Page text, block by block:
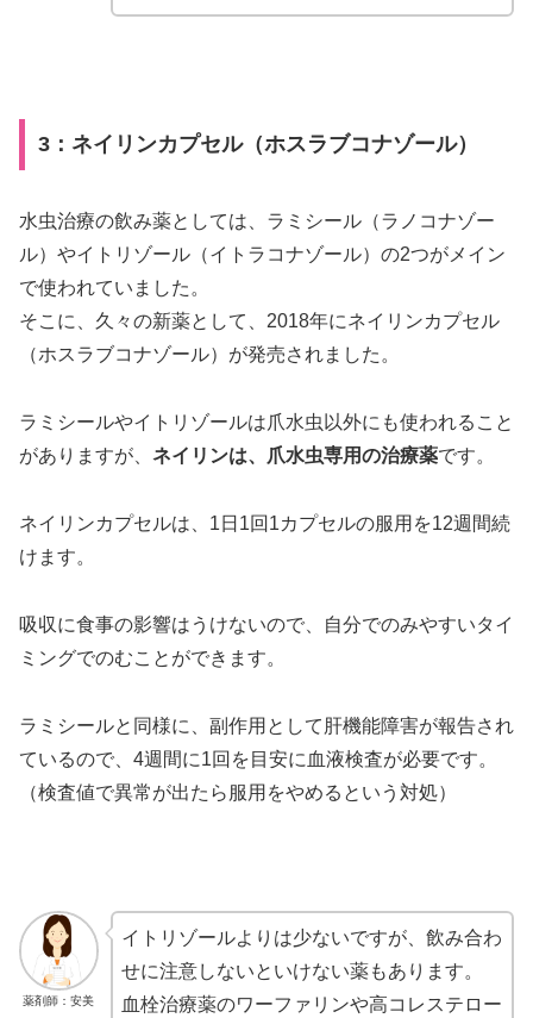
3：ネイリンカプセル（ホスラブコナゾール）
水虫治療の飲み薬としては、ラミシール（ラノコナゾー
ル）やイトリゾール（イトラコナゾール）の2つがメイン
で使われていました。
そこに、久々の新薬として、2018年にネイリンカプセル
（ホスラブコナゾール）が発売されました。
ラミシールやイトリゾールは爪水虫以外にも使われること
がありますが、 ネイリンは、爪水虫専用の治療薬です。
ネイリンカプセルは、1日1回1カプセルの服用を12週間続
けます。
吸収に食事の影響はうけないので、自分でのみやすいタイ
ミングでのむことができます。
ラミシールと同様に、副作用として肝機能障害が報告され
ているので、4週間に1回を目安に血液検査が必要です。
（検査値で異常が出たら服用をやめるという対処）
薬剤師：安美
イトリゾールよりは少ないですが、飲み合わ
せに注意しないといけない薬もあります。
血栓治療薬のワーファリンや高コレステロー